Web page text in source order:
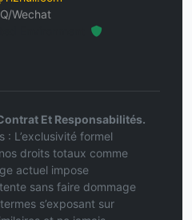
Wechat
Et Responsabilités.
: L’exclusivité formel
droits totaux comme
actuel impose
sans faire dommage
s’exposant sur